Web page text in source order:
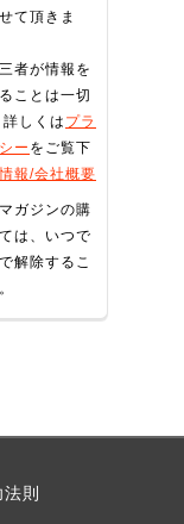
て頂きま
者が情報を
ことは一切
しくは プラ
ー をご覧下
報/会社概要
ガジンの購
は、いつで
解除するこ
則